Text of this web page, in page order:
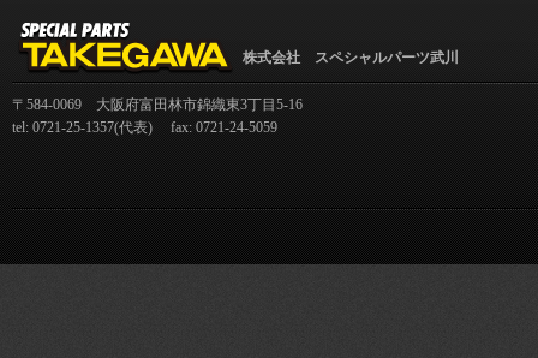
株式会社 スペシャルパーツ武川
〒584-0069 大阪府富田林市錦織東3丁目5-16
tel: 0721-25-1357(代表) fax: 0721-24-5059